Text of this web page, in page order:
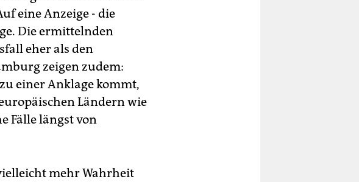
eine Anzeige - die
Die ermittelnden
eher als den
zeigen zudem:
einer Anklage kommt,
Ländern wie
Fälle längst von
mehr Wahrheit